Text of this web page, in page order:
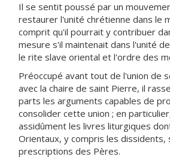
Il se sentit poussé par un
restaurer l'unité chrétienne dans le
comprit qu'il pourrait y contribuer
mesure s'il maintenait dans l'unité
le rite slave oriental et l'ordre des
Préoccupé avant tout de l'union de
avec la chaire de saint Pierre, il
parts les arguments capables de
consolider cette union ; en
assidûment les livres liturgiques
Orientaux, y compris les dissidents,
prescriptions des Pères.